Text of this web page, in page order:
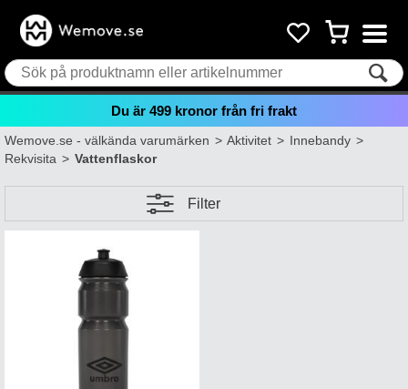
Du är 499 kronor från fri frakt
Wemove.se - välkända varumärken>Aktivitet>Innebandy>
Rekvisita>Vattenflaskor
Filter